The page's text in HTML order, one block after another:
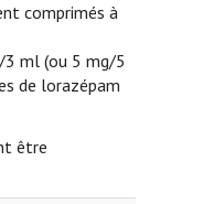
comprimés à
ml (ou 5 mg/5
de lorazépam
être